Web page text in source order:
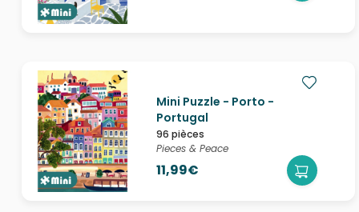
Mini Puzzle - Porto -
Portugal
96 pièces
Pieces & Peace
11,99€